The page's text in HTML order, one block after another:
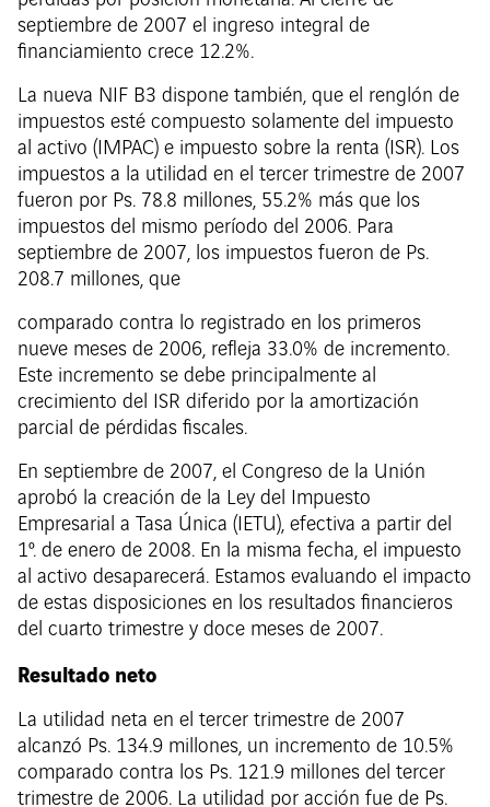
septiembre de 2007 el ingreso integral de
financiamiento crece 12.2%.
La nueva NIF B3 dispone también, que el renglón de
impuestos esté compuesto solamente del impuesto
al activo (IMPAC) e impuesto sobre la renta (ISR). Los
impuestos a la utilidad en el tercer trimestre de 2007
fueron por Ps. 78.8 millones, 55.2% más que los
impuestos del mismo período del 2006. Para
septiembre de 2007, los impuestos fueron de Ps.
208.7 millones, que
comparado contra lo registrado en los primeros
nueve meses de 2006, refleja 33.0% de incremento.
Este incremento se debe principalmente al
crecimiento del ISR diferido por la amortización
parcial de pérdidas fiscales.
En septiembre de 2007, el Congreso de la Unión
aprobó la creación de la Ley del Impuesto
Empresarial a Tasa Única (IETU), efectiva a partir del
1º. de enero de 2008. En la misma fecha, el impuesto
al activo desaparecerá. Estamos evaluando el impacto
de estas disposiciones en los resultados financieros
del cuarto trimestre y doce meses de 2007.
Resultado neto
La utilidad neta en el tercer trimestre de 2007
alcanzó Ps. 134.9 millones, un incremento de 10.5%
comparado contra los Ps. 121.9 millones del tercer
trimestre de 2006. La utilidad por acción fue de Ps.